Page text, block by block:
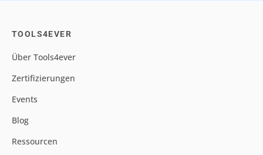
TOOLS4EVER
Über Tools4ever
Zertifizierungen
Events
Blog
Ressourcen